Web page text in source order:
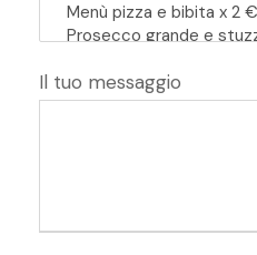
Il tuo messaggio